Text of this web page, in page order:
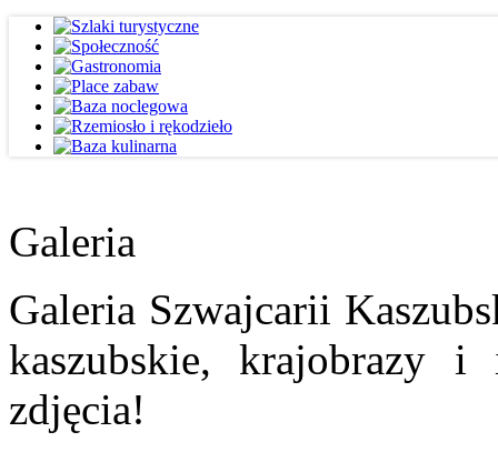
Galeria
Galeria Szwajcarii
kaszubskie, krajobrazy
zdjęcia!